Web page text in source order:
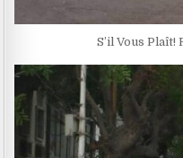
S’il Vous